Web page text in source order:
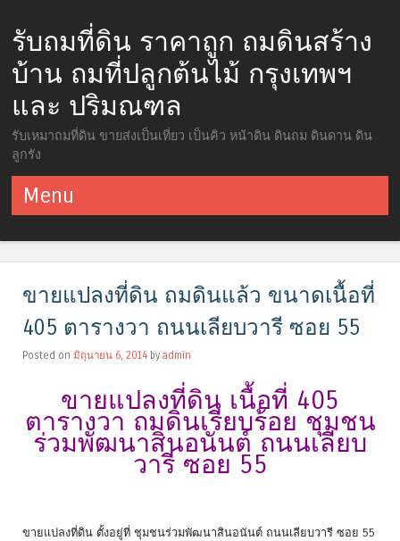
รับถมที่ดิน ราคาถูก ถมดินสร้าง
บ้าน ถมที่ปลูกต้นไม้ กรุงเทพฯ
และ ปริมณฑล
รับเหมาถมที่ดิน ขายส่งเป็นเที่ยว เป็นคิว หน้าดิน ดินถม ดินดาน ดิน
ลูกรัง
Menu
ขายแปลงที่ดิน ถมดินแล้ว ขนาดเนื้อที่
405 ตารางวา ถนนเลียบวารี ซอย 55
Posted on มิถุนายน 6, 2014 by admin
ขายแปลงที่ดิน เนื้อที่ 405
ตารางวา ถมดินเรียบร้อย ชุมชน
ร่วมพัฒนาสินอนันต์ ถนนเลียบ
วารี ซอย 55
ขายแปลงที่ดิน ตั้งอยู่ที่ ชุมชนร่วมพัฒนาสินอนันต์ ถนนเลียบวารี ซอย 55